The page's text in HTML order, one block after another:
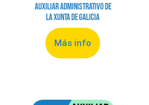
Auxiliar Administrativo de
la Xunta de Galicia
Más info